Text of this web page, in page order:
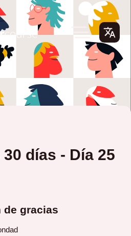
días - Día 25
de gracias